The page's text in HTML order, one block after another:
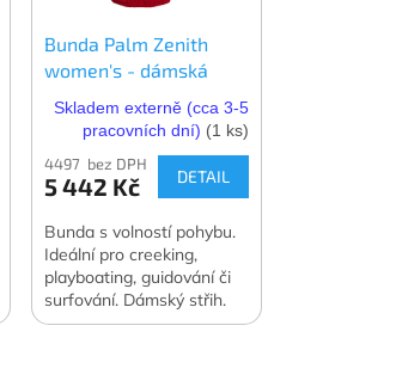
Bunda Palm Zenith
women's - dámská
Skladem externě (cca 3-5
pracovních dní) (1 ks)
4497 bez DPH
5 442 Kč DETAIL
Bunda s volností pohybu.
Ideální pro creeking,
playboating, guidování či
surfování. Dámský střih.